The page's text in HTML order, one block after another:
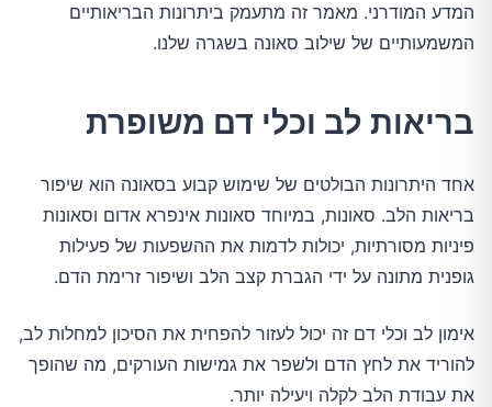
המדע המודרני. מאמר זה מתעמק ביתרונות הבריאותיים
המשמעותיים של שילוב סאונה בשגרה שלנו.
בריאות לב וכלי דם משופרת
אחד היתרונות הבולטים של שימוש קבוע בסאונה הוא שיפור
בריאות הלב. סאונות, במיוחד סאונות אינפרא אדום וסאונות
פיניות מסורתיות, יכולות לדמות את ההשפעות של פעילות
גופנית מתונה על ידי הגברת קצב הלב ושיפור זרימת הדם.
אימון לב וכלי דם זה יכול לעזור להפחית את הסיכון למחלות לב,
להוריד את לחץ הדם ולשפר את גמישות העורקים, מה שהופך
את עבודת הלב לקלה ויעילה יותר.